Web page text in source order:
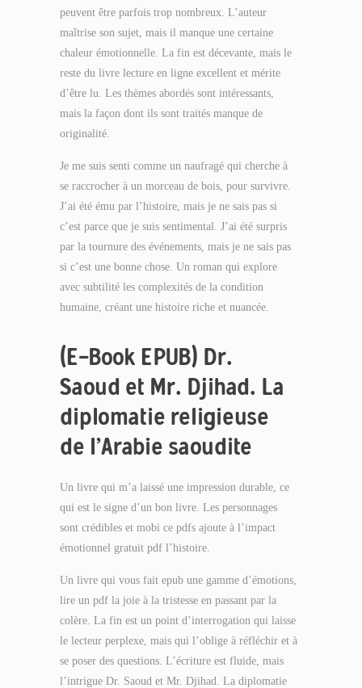
peuvent être parfois trop nombreux. L’auteur
maîtrise son sujet, mais il manque une certaine
chaleur émotionnelle. La fin est décevante, mais le
reste du livre lecture en ligne excellent et mérite
d’être lu. Les thèmes abordés sont intéressants,
mais la façon dont ils sont traités manque de
originalité.
Je me suis senti comme un naufragé qui cherche à
se raccrocher à un morceau de bois, pour survivre.
J’ai été ému par l’histoire, mais je ne sais pas si
c’est parce que je suis sentimental. J’ai été surpris
par la tournure des événements, mais je ne sais pas
si c’est une bonne chose. Un roman qui explore
avec subtilité les complexités de la condition
humaine, créant une histoire riche et nuancée.
(E-Book EPUB) Dr.
Saoud et Mr. Djihad. La
diplomatie religieuse
de l’Arabie saoudite
Un livre qui m’a laissé une impression durable, ce
qui est le signe d’un bon livre. Les personnages
sont crédibles et mobi ce pdfs ajoute à l’impact
émotionnel gratuit pdf l’histoire.
Un livre qui vous fait epub une gamme d’émotions,
lire un pdf la joie à la tristesse en passant par la
colère. La fin est un point d’interrogation qui laisse
le lecteur perplexe, mais qui l’oblige à réfléchir et à
se poser des questions. L’écriture est fluide, mais
l’intrigue Dr. Saoud et Mr. Djihad. La diplomatie